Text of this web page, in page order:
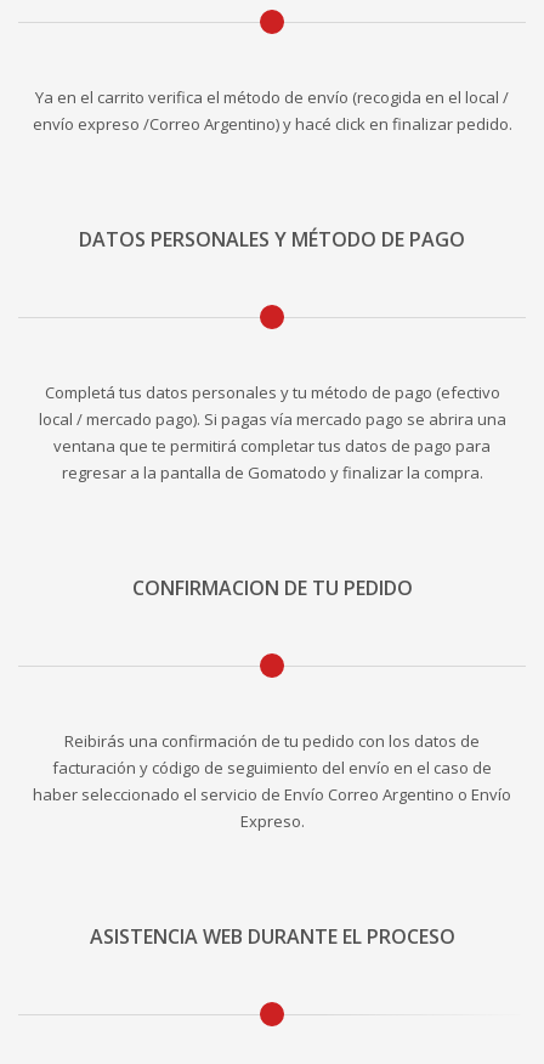
Ya en el carrito verifica el método de envío (recogida en el local /
envío expreso /Correo Argentino) y hacé click en finalizar pedido.
DATOS PERSONALES Y MÉTODO DE PAGO
Completá tus datos personales y tu método de pago (efectivo
local / mercado pago). Si pagas vía mercado pago se abrira una
ventana que te permitirá completar tus datos de pago para
regresar a la pantalla de Gomatodo y finalizar la compra.
CONFIRMACION DE TU PEDIDO
Reibirás una confirmación de tu pedido con los datos de
facturación y código de seguimiento del envío en el caso de
haber seleccionado el servicio de Envío Correo Argentino o Envío
Expreso.
ASISTENCIA WEB DURANTE EL PROCESO